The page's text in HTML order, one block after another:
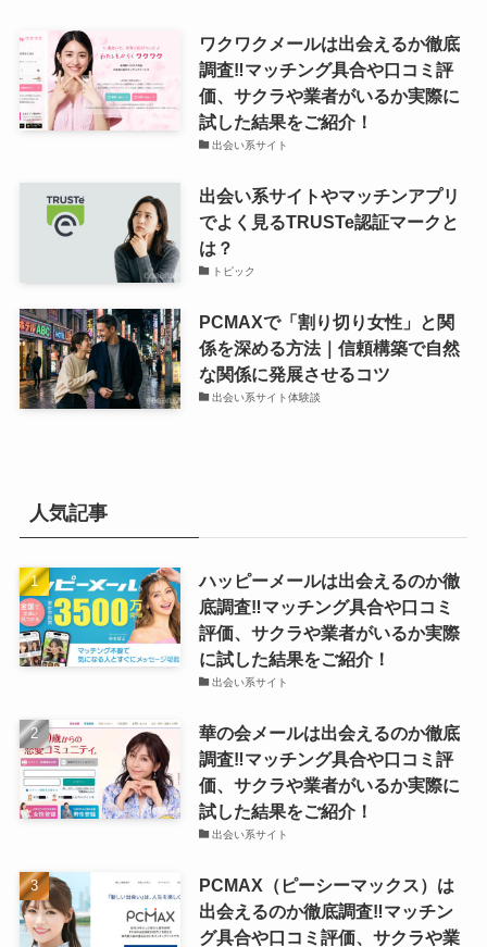
ワクワクメールは出会えるか徹底
調査‼マッチング具合や口コミ評
価、サクラや業者がいるか実際に
試した結果をご紹介！
出会い系サイト
出会い系サイトやマッチンアプリ
でよく見るTRUSTe認証マークと
は？
トピック
PCMAXで「割り切り女性」と関
係を深める方法｜信頼構築で自然
な関係に発展させるコツ
出会い系サイト体験談
人気記事
ハッピーメールは出会えるのか徹
底調査‼マッチング具合や口コミ
評価、サクラや業者がいるか実際
に試した結果をご紹介！
出会い系サイト
華の会メールは出会えるのか徹底
調査‼マッチング具合や口コミ評
価、サクラや業者がいるか実際に
試した結果をご紹介！
出会い系サイト
PCMAX（ピーシーマックス）は
出会えるのか徹底調査‼マッチン
グ具合や口コミ評価、サクラや業